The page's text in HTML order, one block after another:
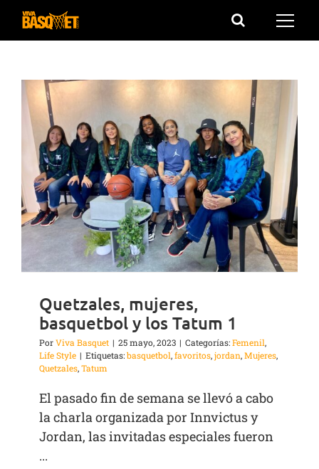
Saltar
Quetzales, mujeres,
basquetbol y los Tatum 1
PorViva Basquet | 25 mayo, 2023 | Categorías:Femenil,
Life Style | Etiquetas:basquetbol,favoritos,jordan,Mujeres,
Quetzales,Tatum
El pasado fin de semana se llevó a cabo
la charla organizada por Innvictus y
Jordan, las invitadas especiales fueron
...